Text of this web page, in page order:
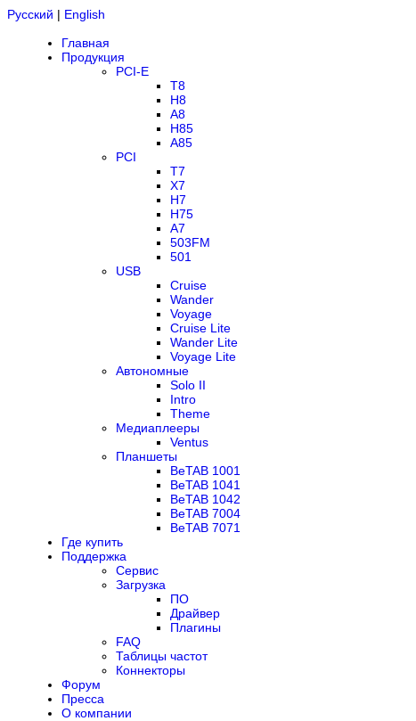
Русский | English
Главная
Продукция
PCI-E
T8
H8
A8
H85
A85
PCI
T7
X7
H7
H75
A7
503FM
501
USB
Cruise
Wander
Voyage
Cruise Lite
Wander Lite
Voyage Lite
Автономные
Solo II
Intro
Theme
Медиаплееры
Ventus
Планшеты
BeTAB 1001
BeTAB 1041
BeTAB 1042
BeTAB 7004
BeTAB 7071
Где купить
Поддержка
Сервис
Загрузка
ПО
Драйвер
Плагины
FAQ
Таблицы частот
Коннекторы
Форум
Пресса
О компании